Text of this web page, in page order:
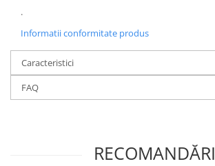
.
Informatii conformitate produs
Caracteristici
FAQ
RECOMANDĂRI